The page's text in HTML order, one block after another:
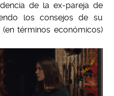
de la ex-pareja de
los consejos de su
términos económicos)